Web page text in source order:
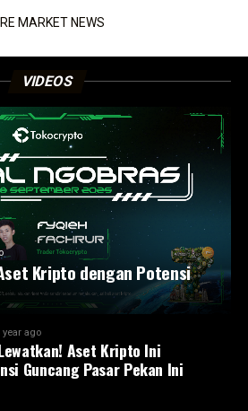
MARKET NEWS
VIDEOS
Kripto dengan Potensi
year ago
Aset Kripto Ini
Guncang Pasar Pekan Ini